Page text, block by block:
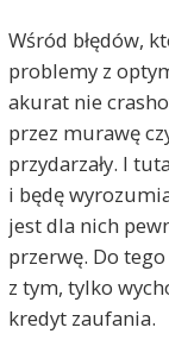
Wśród błędów,
problemy z
akurat nie
przez murawę
przydarzały. I
i będę
jest dla nich
przerwę. Do
z tym, tylko
kredyt zaufania.